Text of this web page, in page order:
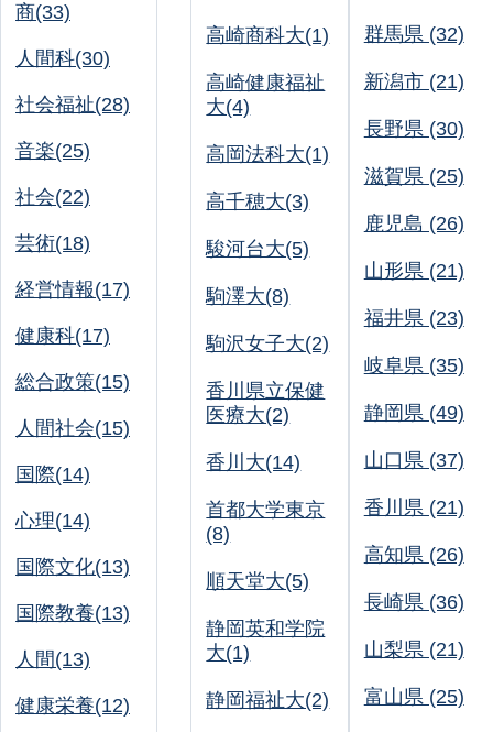
商(33)
人間科(30)
社会福祉(28)
音楽(25)
社会(22)
芸術(18)
経営情報(17)
健康科(17)
総合政策(15)
人間社会(15)
国際(14)
心理(14)
国際文化(13)
国際教養(13)
人間(13)
健康栄養(12)
高崎商科大(1)
高崎健康福祉
大(4)
高岡法科大(1)
高千穂大(3)
駿河台大(5)
駒澤大(8)
駒沢女子大(2)
香川県立保健
医療大(2)
香川大(14)
首都大学東京
(8)
順天堂大(5)
静岡英和学院
大(1)
静岡福祉大(2)
群馬県 (32)
新潟市 (21)
長野県 (30)
滋賀県 (25)
鹿児島 (26)
山形県 (21)
福井県 (23)
岐阜県 (35)
静岡県 (49)
山口県 (37)
香川県 (21)
高知県 (26)
長崎県 (36)
山梨県 (21)
富山県 (25)